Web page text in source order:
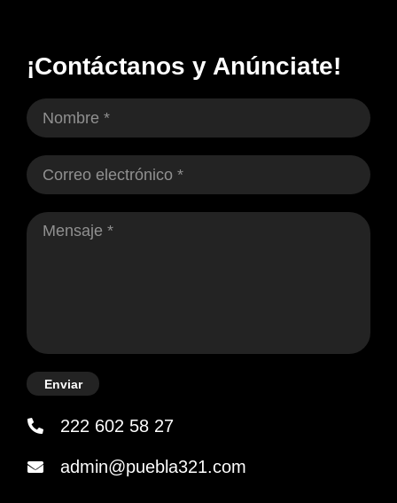
¡Contáctanos y Anúnciate!
Enviar
222 602 58 27
admin@puebla321.com